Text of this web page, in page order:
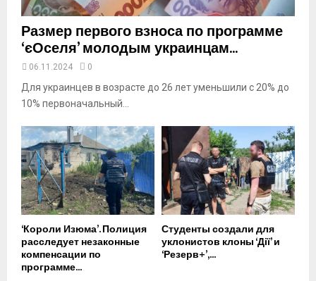
Размер первого взноса по программе
‘єОселя’ молодым украинцам...
06.11.2024 0
Для украинцев в возрасте до 26 лет уменьшили с 20% до
10% первоначальный...
‘Короли Изюма’. Полиция
расследует незаконные
компенсации по
программе...
Студенты создали для
уклонистов клоны ‘Дії’ и
‘Резерв+’,...